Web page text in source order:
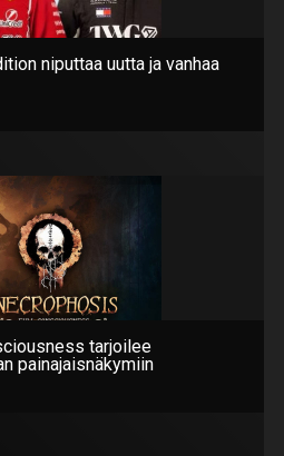
niputtaa uutta ja vanhaa
tarjoilee
painajaisnäkymiin